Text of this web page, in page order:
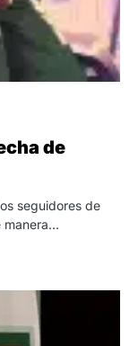
de
seguidores de
manera…